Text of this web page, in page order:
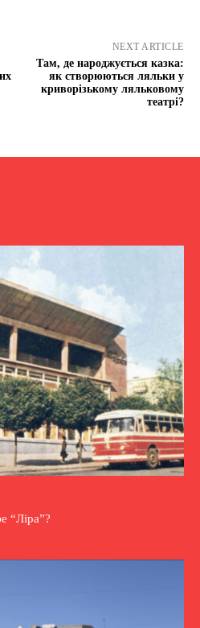
NEXT ARTICLE
Там, де народжується казка:
як створюються ляльки у
криворізькому ляльковому
театрі?
“Ліра”?